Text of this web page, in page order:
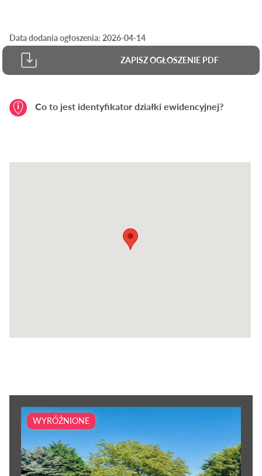
Co to jest identyfikator działki ewidencyjnej?
Data dodania ogłoszenia: 2026-04-14
ZAPISZ OGŁOSZENIE PDF
WYRÓŻNIONE